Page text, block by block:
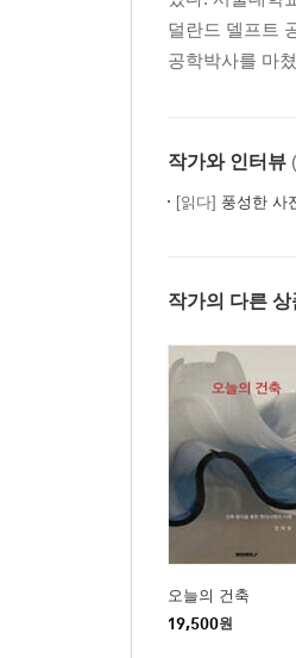
13. 같이 사는 사회
14. 임대 주거 125
제4장 건강한 공간
19. 문화와 건강 169
20. 건축공간구성
에필로그 185
참고문헌 190
덜란드 델프트
공학박사를 마
작가와 인터뷰
[읽다] 풍성한 사
작가의 다른 상
오늘의 건축
19,500원